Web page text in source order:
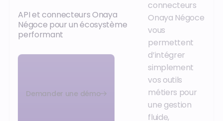
API et connecteurs Onaya
Négoce pour un écosystème
performant
Demander une démo
connecteurs
Onaya Négoce
vous
permettent
d’intégrer
simplement
vos outils
métiers pour
une gestion
fluide,